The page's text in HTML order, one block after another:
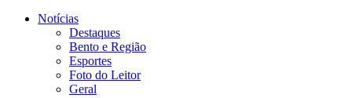
Notícias
Destaques
Bento e Região
Esportes
Foto do Leitor
Geral